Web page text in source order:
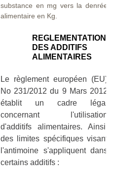
substance en mg vers la denrée
alimentaire en Kg.
REGLEMENTATION
DES ADDITIFS
ALIMENTAIRES
Le règlement européen (EU)
No 231/2012 du 9 Mars 2012
établit un cadre légal
concernant l'utilisation
d'additifs alimentaires. Ainsi,
des limites spécifiques visant
l'antimoine s'appliquent dans
certains additifs :